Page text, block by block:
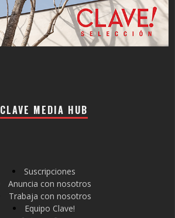
CLAVE MEDIA HUB
Suscripciones
Anuncia con nosotros
Trabaja con nosotros
Equipo Clave!